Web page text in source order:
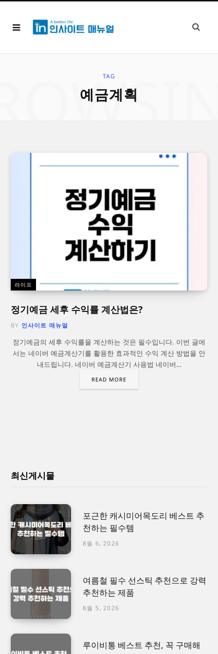
TAG
예금계획
라이프
정기예금 세후 수익률 계산법은?
BY 인사이트 매뉴얼
정기예금의 세후 수익률을 계산하는 것은 필수입니다. 이번 글에
서는 네이버 예금계산기를 활용한 효과적인 수익 계산 방법을 안
내드립니다. 네이버 예금계산기 사용법 네이버…
READ MORE
최신게시물
포근한 캐시미어목도리 베스트 추
천하는 필수템
8월 6, 2026
여름철 필수 선스틱 추천으로 강력
추천하는 제품
8월 5, 2026
루이비통 베스트 추천, 꼭 구매해